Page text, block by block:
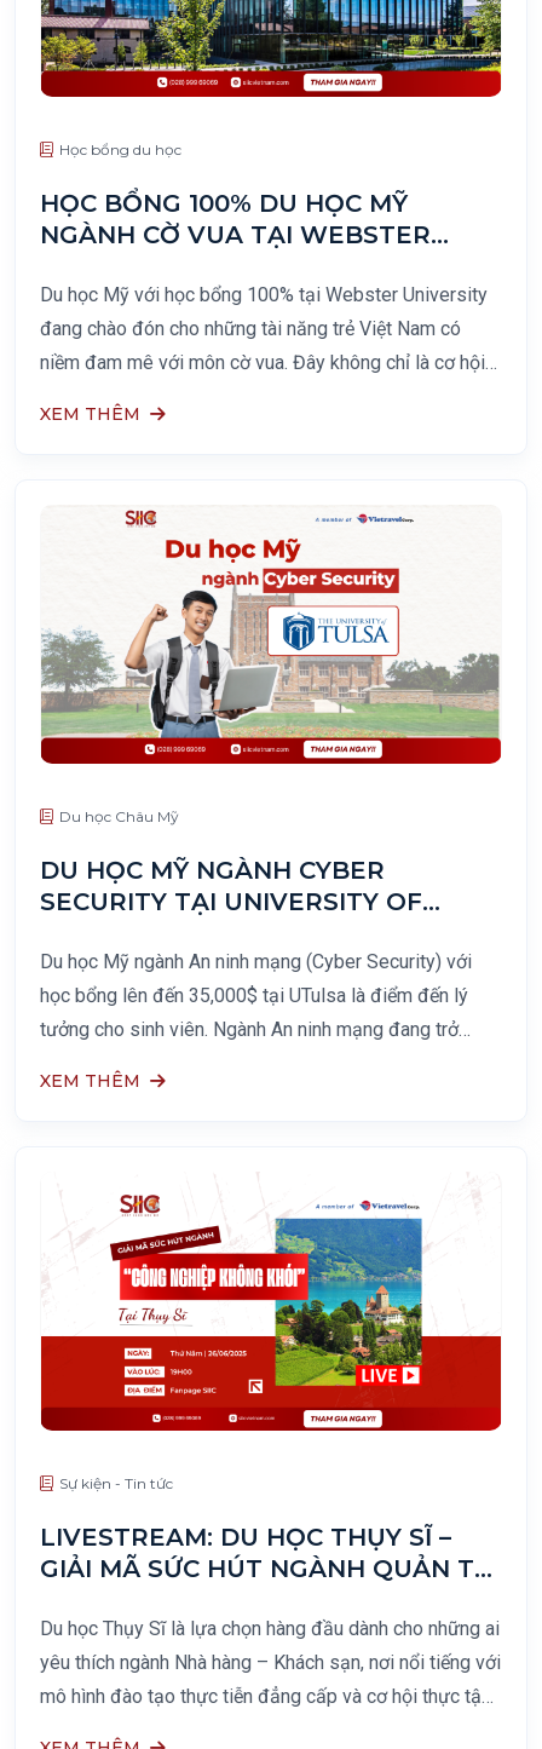
Học bổng du học
HỌC BỔNG 100% DU HỌC MỸ
NGÀNH CỜ VUA TẠI WEBSTER
Du học Mỹ với học bổng 100% tại Webster University
đang chào đón cho những tài năng trẻ Việt Nam có
niềm đam mê với môn cờ vua. Đây không chỉ là cơ hội
XEM THÊM
Du học Châu Mỹ
DU HỌC MỸ NGÀNH CYBER
SECURITY TẠI UNIVERSITY OF
35,000$
Du học Mỹ ngành An ninh mạng (Cyber Security) với
học bổng lên đến 35,000$ tại UTulsa là điểm đến lý
tưởng cho sinh viên. Ngành An ninh mạng đang trở
XEM THÊM
Sự kiện - Tin tức
LIVESTREAM: DU HỌC THỤY SĨ –
GIẢI MÃ SỨC HÚT NGÀNH QUẢN TRỊ
Du học Thụy Sĩ là lựa chọn hàng đầu dành cho những ai
yêu thích ngành Nhà hàng – Khách sạn, nơi nổi tiếng với
mô hình đào tạo thực tiễn đẳng cấp và cơ hội thực tập